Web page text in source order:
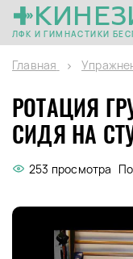
ЛФК И ГИМНАСТИКИ
Главная
РОТАЦИЯ
СИДЯ НА
253 просмотра